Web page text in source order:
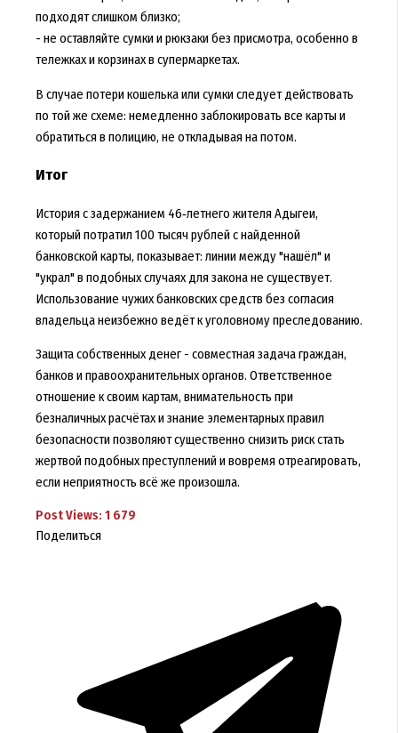
подходят слишком близко;
- не оставляйте сумки и рюкзаки без присмотра, особенно в
тележках и корзинах в супермаркетах.
В случае потери кошелька или сумки следует действовать
по той же схеме: немедленно заблокировать все карты и
обратиться в полицию, не откладывая на потом.
Итог
История с задержанием 46‑летнего жителя Адыгеи,
который потратил 100 тысяч рублей с найденной
банковской карты, показывает: линии между "нашёл" и
"украл" в подобных случаях для закона не существует.
Использование чужих банковских средств без согласия
владельца неизбежно ведёт к уголовному преследованию.
Защита собственных денег - совместная задача граждан,
банков и правоохранительных органов. Ответственное
отношение к своим картам, внимательность при
безналичных расчётах и знание элементарных правил
безопасности позволяют существенно снизить риск стать
жертвой подобных преступлений и вовремя отреагировать,
если неприятность всё же произошла.
Post Views: 1 679
Поделиться